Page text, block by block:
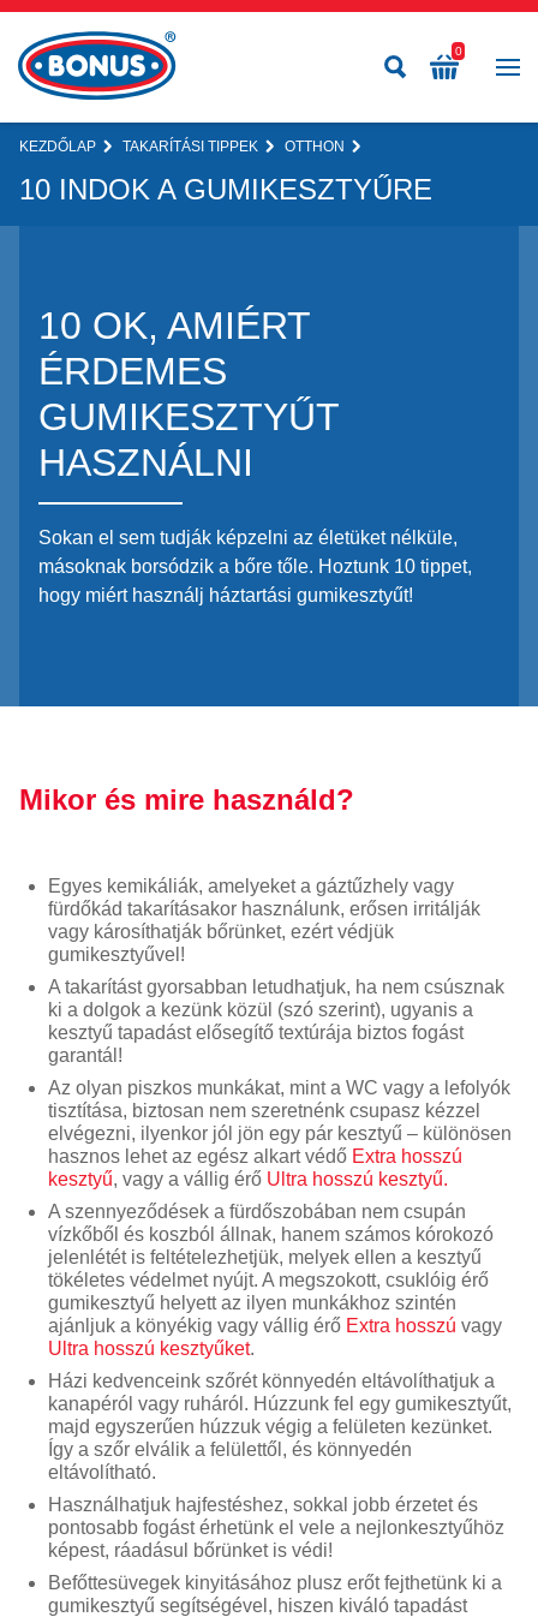
0
KEZDŐLAP TAKARÍTÁSI TIPPEK OTTHON
10 INDOK A GUMIKESZTYŰRE
10 OK, AMIÉRT
ÉRDEMES
GUMIKESZTYŰT
HASZNÁLNI
Sokan el sem tudják képzelni az életüket nélküle,
másoknak borsódzik a bőre tőle. Hoztunk 10 tippet,
hogy miért használj háztartási gumikesztyűt!
Mikor és mire használd?
Egyes kemikáliák, amelyeket a gáztűzhely vagy
fürdőkád takarításakor használunk, erősen irritálják
vagy károsíthatják bőrünket, ezért védjük
gumikesztyűvel!
A takarítást gyorsabban letudhatjuk, ha nem csúsznak
ki a dolgok a kezünk közül (szó szerint), ugyanis a
kesztyű tapadást elősegítő textúrája biztos fogást
garantál!
Az olyan piszkos munkákat, mint a WC vagy a lefolyók
tisztítása, biztosan nem szeretnénk csupasz kézzel
elvégezni, ilyenkor jól jön egy pár kesztyű – különösen
hasznos lehet az egész alkart védő Extra hosszú
kesztyű, vagy a vállig érő Ultra hosszú kesztyű.
A szennyeződések a fürdőszobában nem csupán
vízkőből és koszból állnak, hanem számos kórokozó
jelenlétét is feltételezhetjük, melyek ellen a kesztyű
tökéletes védelmet nyújt. A megszokott, csuklóig érő
gumikesztyű helyett az ilyen munkákhoz szintén
ajánljuk a könyékig vagy vállig érő Extra hosszú vagy
Ultra hosszú kesztyűket.
Házi kedvenceink szőrét könnyedén eltávolíthatjuk a
kanapéról vagy ruháról. Húzzunk fel egy gumikesztyűt,
majd egyszerűen húzzuk végig a felületen kezünket.
Így a szőr elválik a felülettől, és könnyedén
eltávolítható.
Használhatjuk hajfestéshez, sokkal jobb érzetet és
pontosabb fogást érhetünk el vele a nejlonkesztyűhöz
képest, ráadásul bőrünket is védi!
Befőttesüvegek kinyitásához plusz erőt fejthetünk ki a
gumikesztyű segítségével, hiszen kiváló tapadást